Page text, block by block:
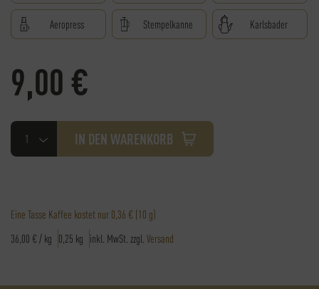
Aeropress Stempelkanne Karlsbader
Espresso
Café
IN DEN WARENKORB
9,00€
Eine Tasse Kaffee kostet nur0,36 € (10 g)
36,00 €/kg 0,25 kg inkl. MwSt.zzgl.Versand